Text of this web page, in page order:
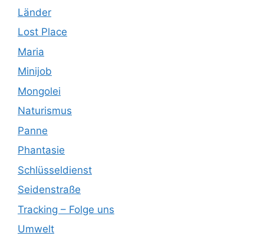
Länder
Lost Place
Maria
Minijob
Mongolei
Naturismus
Panne
Phantasie
Schlüsseldienst
Seidenstraße
Tracking – Folge uns
Umwelt